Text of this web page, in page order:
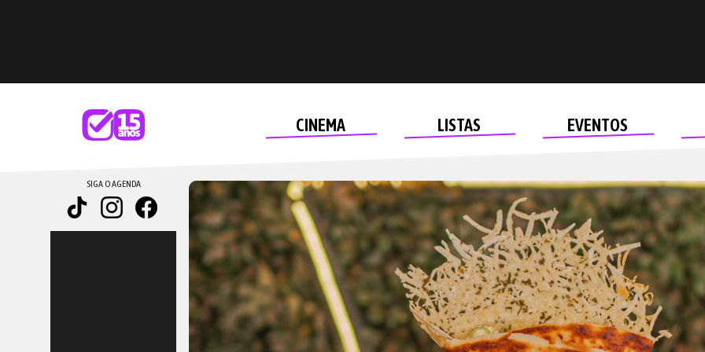
CINEMA LISTAS EVENTOS
SIGA O AGENDA